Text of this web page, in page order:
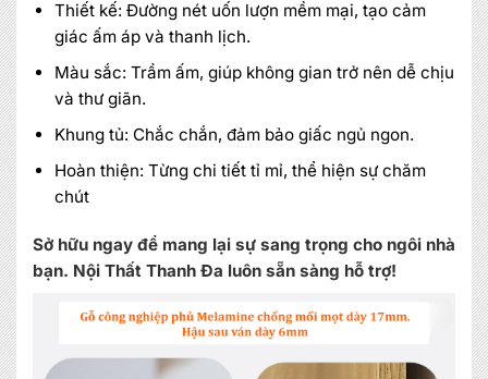
MIỄN PHÍ THIẾT KẾ 3D, ĐO ĐẠC
Thiết kế: Đường nét uốn lượn mềm mại, tạo cảm
giác ấm áp và thanh lịch.
Màu sắc: Trầm ấm, giúp không gian trở nên dễ chịu
và thư giãn.
Khung tủ: Chắc chắn, đảm bảo giấc ngủ ngon.
Hoàn thiện: Từng chi tiết tỉ mỉ, thể hiện sự chăm
chút
Sở hữu ngay để mang lại sự sang trọng cho ngôi nhà
bạn. Nội Thất Thanh Đa luôn sẵn sàng hỗ trợ!